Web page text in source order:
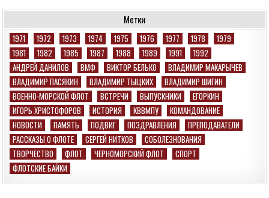
Метки
1971 1972 1973 1974 1975 1976 1977 1978
1979
1981
1982 1985 1987 1988 1989 1991
1992
АНДРЕЙ ДАНИЛОВ
ВМФ ВИКТОР БЕЛЬКО
ВЛАДИМИР МАКАРЫЧЕВ
ВЛАДИМИР ПАСЯКИН
ВЛАДИМИР ТЫЦКИХ
ВЛАДИМИР ШИГИН
ВОЕННО-МОРСКОЙ ФЛОТ
ВСТРЕЧИ ВЫПУСКНИКИ
ЕГОРКИН
ИГОРЬ ХРИСТОФОРОВ
ИСТОРИЯ КВВМПУ
КОМАНДОВАНИЕ
НОВОСТИ
ПАМЯТЬ ПОДВИГ ПОЗДРАВЛЕНИЯ
ПРЕПОДАВАТЕЛИ
РАССКАЗЫ О ФЛОТЕ
СЕРГЕЙ НИТКОВ
СОБОЛЕЗНОВАНИЯ
ТВОРЧЕСТВО
ФЛОТ ЧЕРНОМОРСКИЙ ФЛОТ
СПОРТ
ФЛОТСКИЕ БАЙКИ